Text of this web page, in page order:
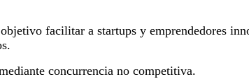
facilitar a startups y emprendedores
concurrencia no competitiva.